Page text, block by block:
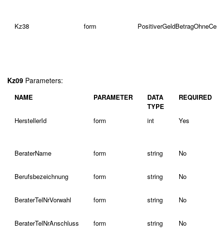
Kz38 form
Kz09 Parameters:
NAME PARAMETER
DATA
TYPE
REQUIRED
HerstellerId form int Yes
BeraterName form string No
Berufsbezeichnung form string No
BeraterTelNrVorwahl form string No
BeraterTelNrAnschluss form string No